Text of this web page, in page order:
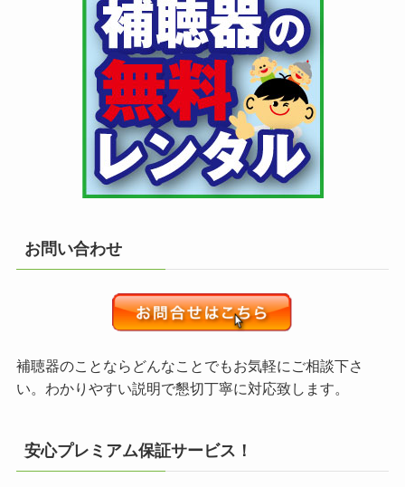
お問い合わせ
補聴器のことならどんなことでもお気軽にご相談下さ
い。わかりやすい説明で懇切丁寧に対応致します。
安心プレミアム保証サービス！